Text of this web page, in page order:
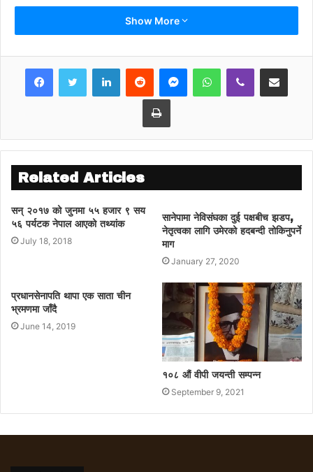
Show More
LinkedInReddit MessengerWhatsAppViber Share via Email
Print
Related Articles
सन् २०१७ को जुनमा ५५ हजार ९ सय
५६ पर्यटक नेपाल आएको तथ्यांक
July 18, 2018
सानेपामा नेविसंघका दुई पक्षबीच झडप,
नेतृत्वका लागि उमेरको हदबन्दी तोकिनुपर्ने
माग
January 27, 2020
प्रधानसेनापति थापा एक साता चीन
भ्रमणमा जाँदै
June 14, 2019
१०८ औं वीपी जयन्ती सम्पन्न
September 9, 2021